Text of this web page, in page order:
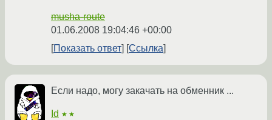
musha-route
01.06.2008 19:04:46 +00:00
Показать ответ
Ссылка
Если надо, могу закачать на обменник ...
Id ★★